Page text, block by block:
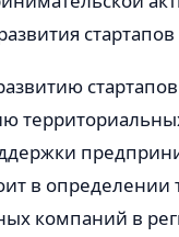
в
компаний в